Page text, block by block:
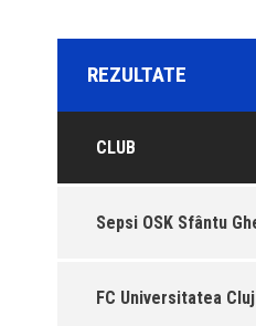
REZULTATE
CLUB
Sepsi OSK Sfântu
FC Universitatea Cluj